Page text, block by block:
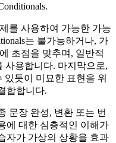
를 사용하여 가능한 가능
는 불가능하거나, 가
초점을 맞추며, 일반적
사용합니다. 마지막으로,
있듯이 미묘한 표현을 위
합합니다.
문장 완성, 변환 또는 번
에 대한 심층적인 이해가
자가 가상의 상황을 효과